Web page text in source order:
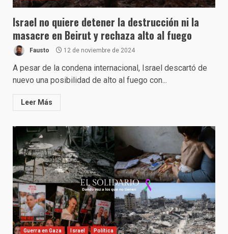
Israel no quiere detener la destrucción ni la
masacre en Beirut y rechaza alto al fuego
Fausto 12 de noviembre de 2024
A pesar de la condena internacional, Israel descartó de
nuevo una posibilidad de alto al fuego con...
Leer Más
Guerra en Gaza Israel Política